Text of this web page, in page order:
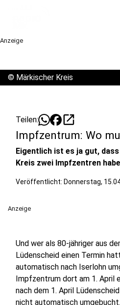
Anzeige
© Märkischer Kreis
Teilen: open_in_new
Impfzentrum: Wo
Eigentlich ist es ja gut,
Kreis zwei Impfzentren
Veröffentlicht: Donnerstag,
Anzeige
Und wer als 80-jähriger aus
Lüdenscheid einen Termin
automatisch nach Iserlohn
Impfzentrum dort am 1. April
nach dem 1. April
nicht automatisch